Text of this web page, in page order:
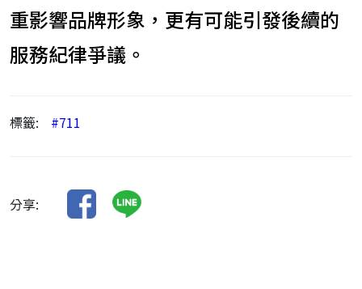
重影響品牌形象，更有可能引發後續的
服務紀律爭議。
標籤: #711
分享: